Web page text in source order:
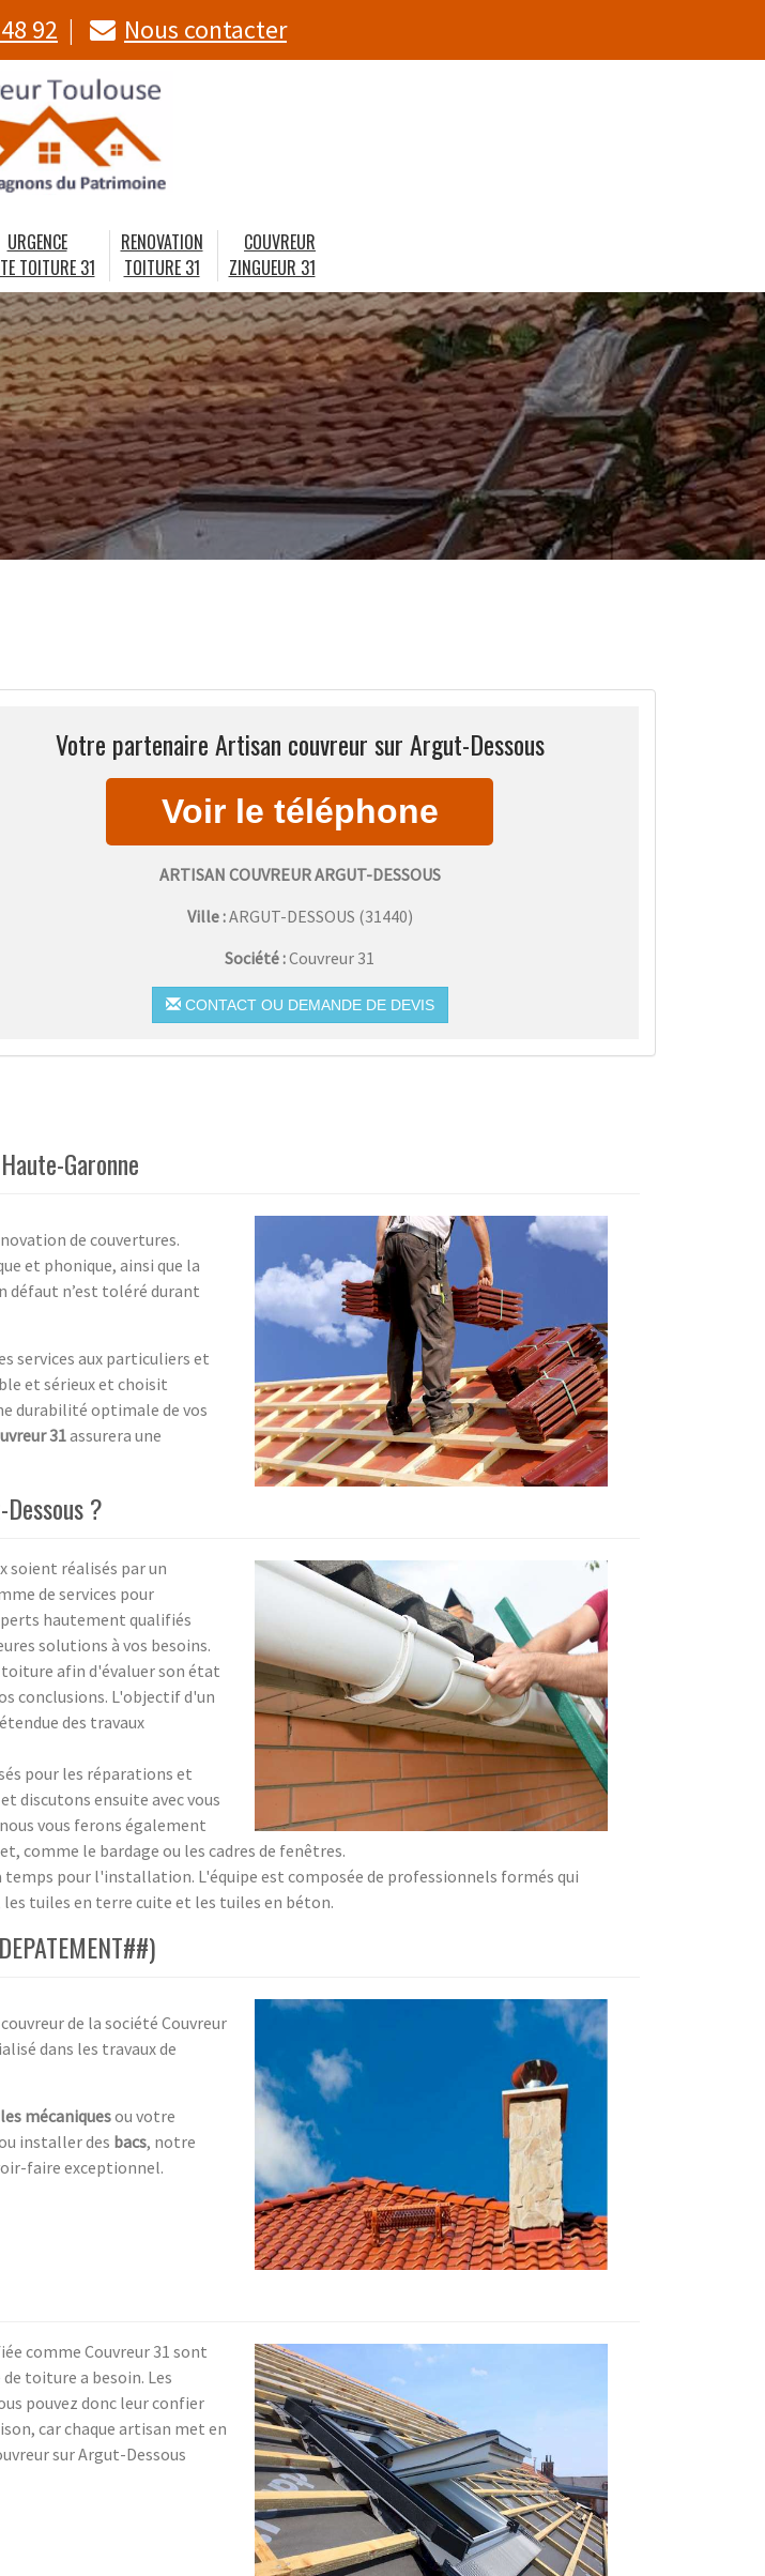
92 Nous contacter
URGENCE
TOITURE 31
RENOVATION
TOITURE 31
COUVREUR
ZINGUEUR 31
Votre partenaire Artisan couvreur sur Argut-Dessous
ARTISAN COUVREUR ARGUT-DESSOUS
Ville :ARGUT-DESSOUS (31440)
Société :Couvreur 31
CONTACT OU DEMANDE DE DEVIS
Garonne
de couvertures.
et phonique, ainsi que la
défaut n’est toléré durant
services aux particuliers et
et sérieux et choisit
durabilité optimale de vos
31assurera une
?
soient réalisés par un
de services pour
hautement qualifiés
solutions à vos besoins.
toiture afin d'évaluer son état
conclusions. L'objectif d'un
des travaux
pour les réparations et
discutons ensuite avec vous
vous ferons également
comme le bardage ou les cadres de fenêtres.
pour l'installation. L'équipe est composée de professionnels formés qui
tuiles en terre cuite et les tuiles en béton.
de la société Couvreur
dans les travaux de
mécaniquesou votre
installer des bacs, notre
faire exceptionnel.
comme Couvreur 31 sont
toiture a besoin. Les
pouvez donc leur confier
car chaque artisan met en
sur Argut-Dessous